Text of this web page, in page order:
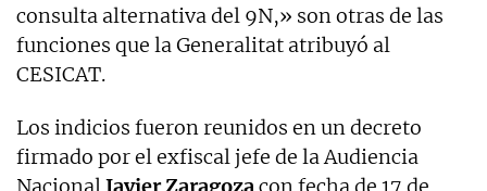
consulta alternativa del 9N,» son otras de las
funciones que la Generalitat atribuyó al
CESICAT.
Los indicios fueron reunidos en un decreto
firmado por el exfiscal jefe de la Audiencia
Nacional Javier Zaragoza con fecha de 17 de